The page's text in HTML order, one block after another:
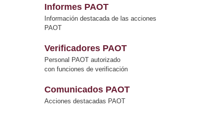
Informes PAOT
Información destacada de las acciones
PAOT
Verificadores PAOT
Personal PAOT autorizado
con funciones de verificación
Comunicados PAOT
Acciones destacadas PAOT